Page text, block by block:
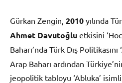
Gürkan Zengin, 2010 yılında
Ahmet Davutoğlu etkisini
Baharı’nda Türk Dış Politikasını
Arap Baharı ardından
jeopolitik tabloyu ‘Abluka’ isimli